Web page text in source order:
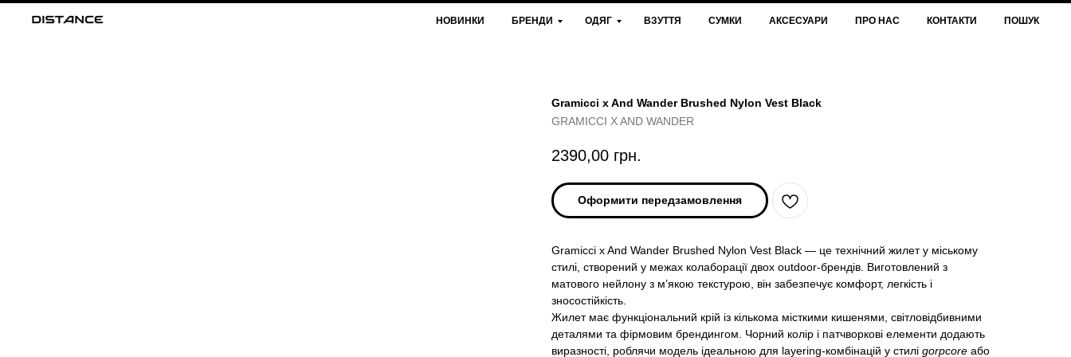
НОВИНКИ БРЕНДИ ОДЯГ ВЗУТТЯ СУМКИ АКСЕСУАРИ ПРО НАС КОНТАКТИ ПОШУК
Gramicci x And Wander Brushed Nylon Vest Black
GRAMICCI X AND WANDER
2390,00 грн.
Оформити передзамовлення
Gramicci x And Wander Brushed Nylon Vest Black — це технічний жилет у міському
стилі, створений у межах колаборації двох outdoor-брендів. Виготовлений з
матового нейлону з м’якою текстурою, він забезпечує комфорт, легкість і
зносостійкість.
Жилет має функціональний крій із кількома місткими кишенями, світловідбивними
деталями та фірмовим брендингом. Чорний колір і патчворкові елементи додають
виразності, роблячи модель ідеальною для layering-комбінацій у стилі gorpcore або